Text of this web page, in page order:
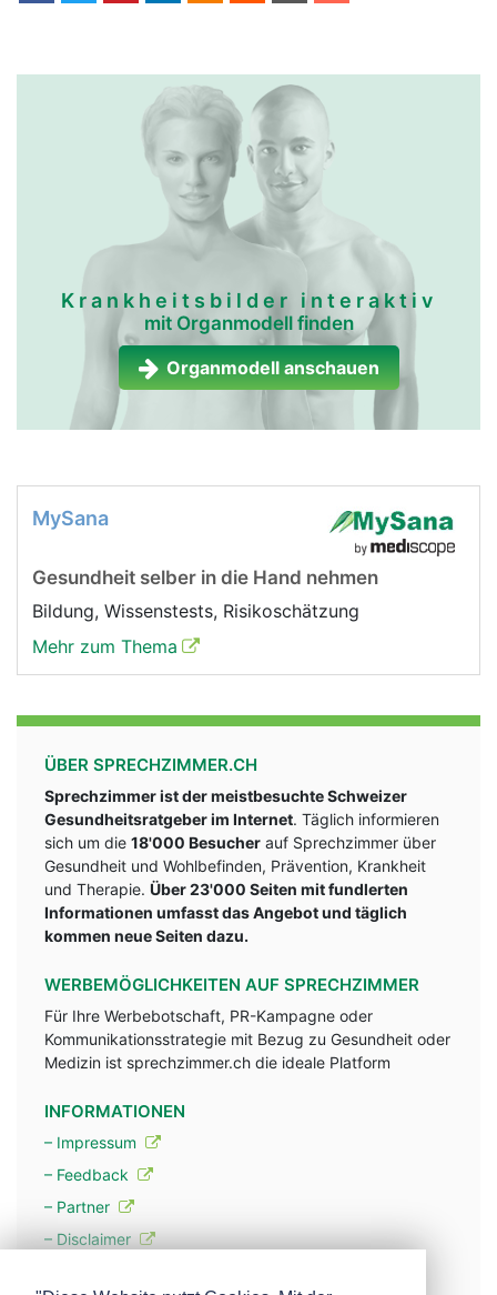
Krankheitsbilder interaktiv
mit Organmodell finden
Organmodell anschauen
MySana
Gesundheit selber in die Hand nehmen
Bildung, Wissenstests, Risikoschätzung
Mehr zum Thema
ÜBER SPRECHZIMMER.CH
Sprechzimmer ist der meistbesuchte Schweizer
Gesundheitsratgeber im Internet. Täglich informieren
sich um die 18'000 Besucher auf Sprechzimmer über
Gesundheit und Wohlbefinden, Prävention, Krankheit
und Therapie. Über 23'000 Seiten mit fundlerten
Informationen umfasst das Angebot und täglich
kommen neue Seiten dazu.
WERBEMÖGLICHKEITEN AUF SPRECHZIMMER
Für Ihre Werbebotschaft, PR-Kampagne oder
Kommunikationsstrategie mit Bezug zu Gesundheit oder
Medizin ist sprechzimmer.ch die ideale Platform
INFORMATIONEN
– Impressum
– Feedback
– Partner
– Disclaimer